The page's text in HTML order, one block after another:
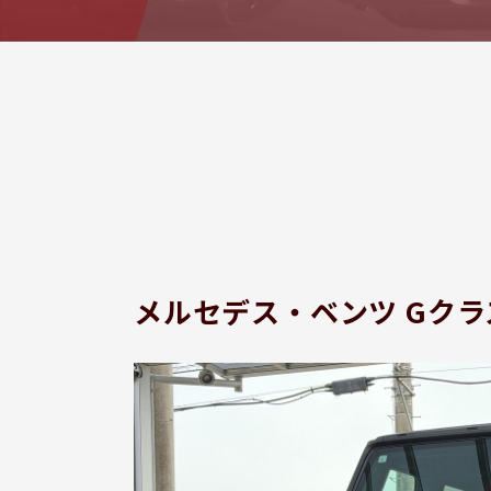
メルセデス・ベンツ Gク